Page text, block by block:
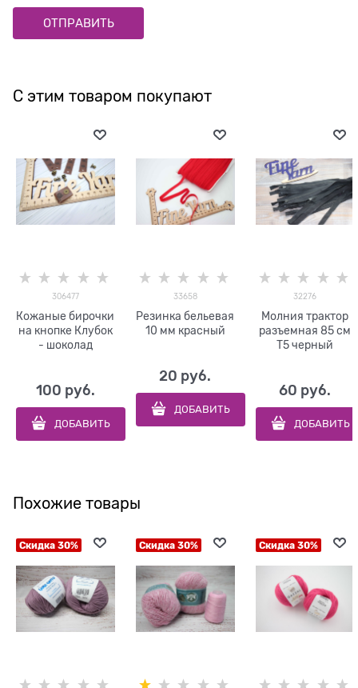
С этим товаром покупают
306477
Кожаные бирочки
на кнопке Клубок
- шоколад
100 руб.
ДОБАВИТЬ
33658
Резинка бельевая
10 мм красный
20 руб.
ДОБАВИТЬ
32276
Молния трактор
разъемная 85 см
Т5 черный
60 руб.
ДОБАВИТЬ
Похожие товары
Скидка 30% Скидка 30% Скидка 30%